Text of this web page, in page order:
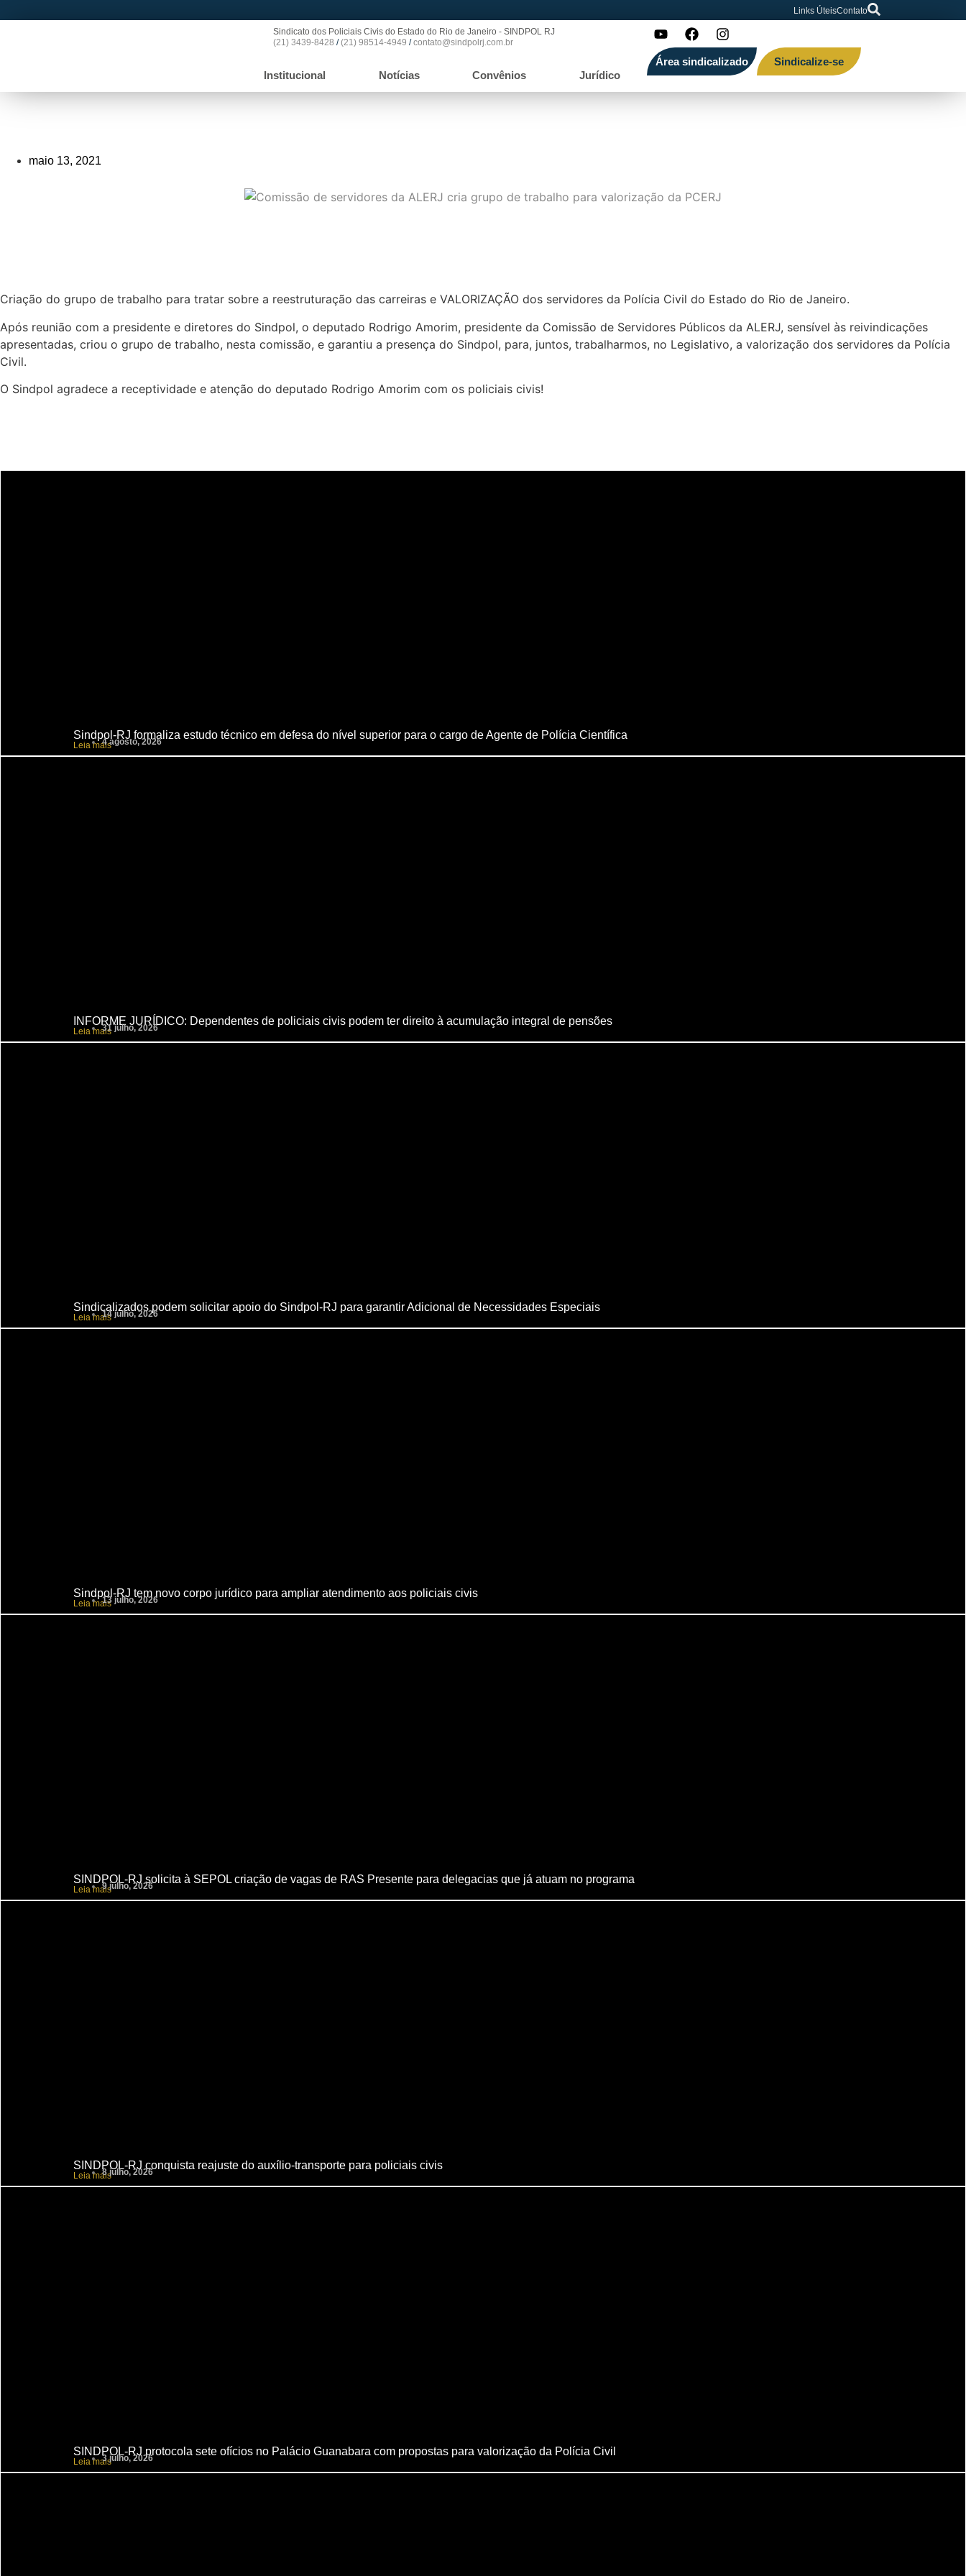
Links ÚteisContato
Sindicato dos Policiais Civis do Estado do Rio de Janeiro - SINDPOL RJ
(21) 3439-8428 /(21) 98514-4949 /contato@sindpolrj.com.br
Institucional Notícias Convênios Jurídico
Área sindicalizado Sindicalize-se
maio 13, 2021
Criação do grupo de trabalho para tratar sobre a reestruturação das carreiras e VALORIZAÇÃO dos servidores da Polícia Civil do Estado do Rio de Janeiro.
Após reunião com a presidente e diretores do Sindpol, o deputado Rodrigo Amorim, presidente da Comissão de Servidores Públicos da ALERJ, sensível às reivindicações
apresentadas, criou o grupo de trabalho, nesta comissão, e garantiu a presença do Sindpol, para, juntos, trabalharmos, no Legislativo, a valorização dos servidores da Polícia
Civil.
O Sindpol agradece a receptividade e atenção do deputado Rodrigo Amorim com os policiais civis!
Sindpol-RJ formaliza estudo técnico em defesa do nível superior para o cargo de Agente de Polícia Científica
Leia mais4 agosto, 2026
INFORME JURÍDICO: Dependentes de policiais civis podem ter direito à acumulação integral de pensões
Leia mais31 julho, 2026
Sindicalizados podem solicitar apoio do Sindpol-RJ para garantir Adicional de Necessidades Especiais
Leia mais14 julho, 2026
Sindpol-RJ tem novo corpo jurídico para ampliar atendimento aos policiais civis
Leia mais13 julho, 2026
SINDPOL-RJ solicita à SEPOL criação de vagas de RAS Presente para delegacias que já atuam no programa
Leia mais9 julho, 2026
SINDPOL-RJ conquista reajuste do auxílio-transporte para policiais civis
Leia mais8 julho, 2026
SINDPOL-RJ protocola sete ofícios no Palácio Guanabara com propostas para valorização da Polícia Civil
Leia mais3 julho, 2026